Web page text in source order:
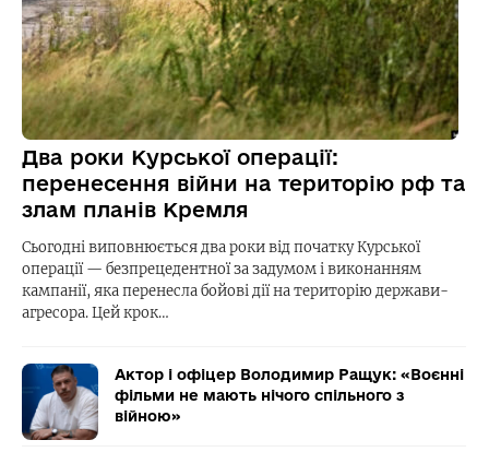
Два роки Курської операції:
перенесення війни на територію рф та
злам планів Кремля
Сьогодні виповнюється два роки від початку Курської
операції — безпрецедентної за задумом і виконанням
кампанії, яка перенесла бойові дії на територію держави-
агресора. Цей крок…
Актор і офіцер Володимир Ращук: «Воєнні
фільми не мають нічого спільного з
війною»